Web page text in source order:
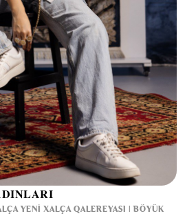
YENI XALÇA QALEREYASI | BÖYÜK